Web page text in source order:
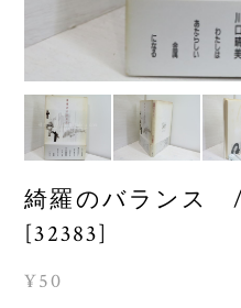
綺羅のバラン
[32383]
¥50